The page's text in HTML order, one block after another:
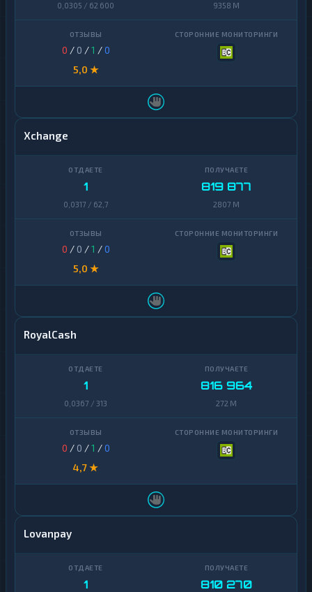
0,0305 / 62 600 9358 M
0 / 0 /1 /0
5,0 ★
Xchange
1
0,0317 / 62,7
819 877
2807 M
0 / 0 /1 /0
5,0 ★
RoyalCash
1
0,0367 / 313
816 964
272 M
0 / 0 /1 /0
4,7 ★
Lovanpay
1 810 270